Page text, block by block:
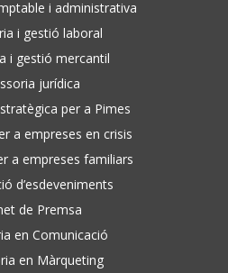
i administrativa
i gestió laboral
i gestió mercantil
jurídica
per a Pimes
a empreses en crisis
a empreses familiars
d’esdeveniments
de Premsa
en Comunicació
en Màrqueting